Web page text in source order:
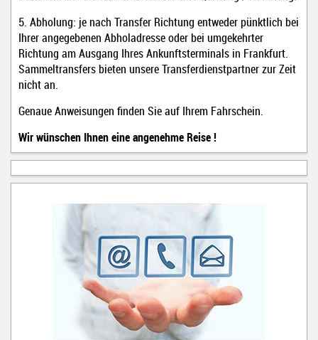
5. Abholung: je nach Transfer Richtung entweder pünktlich bei
Ihrer angegebenen Abholadresse oder bei umgekehrter
Richtung am Ausgang Ihres Ankunftsterminals in Frankfurt.
Sammeltransfers bieten unsere Transferdienstpartner zur Zeit
nicht an.
Genaue Anweisungen finden Sie auf Ihrem Fahrschein.
Wir wünschen Ihnen eine angenehme Reise !